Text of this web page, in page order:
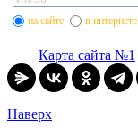
на сайте в интернете
Карта сайта №1
Наверх